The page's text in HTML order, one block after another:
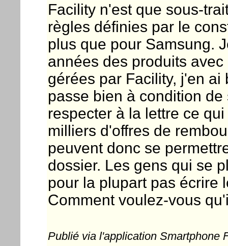
Facility n'est que sous-
règles définies par le
plus que pour Samsung.
années des produits
gérées par Facility, j'en
passe bien à condition
respecter à la lettre ce
milliers d'offres de
peuvent donc se
dossier. Les gens qui se
pour la plupart pas écrire
Comment voulez-vous
Publié via l'application Smartphone